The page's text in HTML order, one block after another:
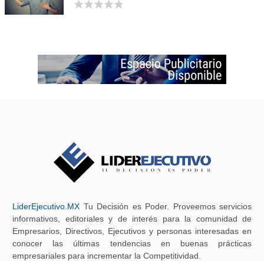
LiderEjecutivo.MX Tu Decisión es Poder. Proveemos servicios
informativos, editoriales y de interés para la comunidad de
Empresarios, Directivos, Ejecutivos y personas interesadas en
conocer las últimas tendencias en buenas prácticas
empresariales para incrementar la Competitividad.